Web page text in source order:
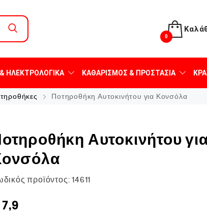
0
ΗΛΕΚΤΡΟΛΟΓΙΚΆ ΚΑΘΑΡΙΣΜΌΣ & ΠΡΟΣΤΑΣΊΑ
Ποτηροθήκη Αυτοκινήτου για Κονσόλα
Αυτοκινήτου
προϊόντος: 14611
7,9